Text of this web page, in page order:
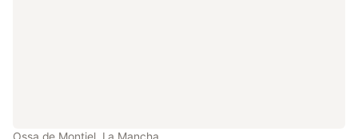
Ossa de Montiel, La Mancha